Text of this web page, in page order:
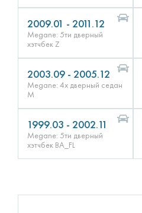
2009.01 - 2011.12
Megane: 5ти дверный
хэтчбек Z
2003.09 - 2005.12
Megane: 4х дверный седан
M
1999.03 - 2002.11
Megane: 5ти дверный
хэтчбек BA_FL